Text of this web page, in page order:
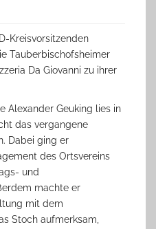
Kreisvorsitzenden
Tauberbischofsheimer
Da Giovanni zu ihrer
Alexander Geuking lies in
das vergangene
Dabei ging er
des Ortsvereins
und
machte er
mit dem
Stoch aufmerksam,